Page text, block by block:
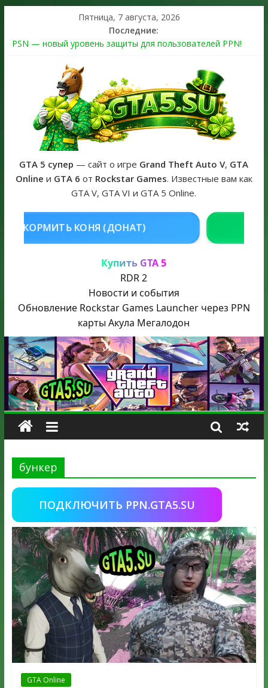
Пятница, 7 августа, 2026
Последние:
PSN — новый уровень защиты для пользователей PPN!
The Kortz Center Heist выйдет в GTA Online уже 14 июля
Регистрация в Rockstar Games Social Club ошибка #1.500.7:
как зарегистрировать аккаунт и войти без проблем в 2026
Получайте особые награды в GTA Online по программе
Fine Art Collector
GTA 6 официальная обложка игры и Предзаказ Grand Theft
Auto VI
GTA 5 супер — сайт о игре Grand Theft Auto V, GTA
Online и GTA 6 от Rockstar Games. Известные вам как
GTA V, GTA VI и GTA 5 Online.
Купить GTA 5
RDR 2
Новости и события
Обновление Rockstar Games Launcher через PPN
карты Акула Мегалодон
бункер
ПОДКЛЮЧИТЬ PPN.GTA5.SU
GTA Online